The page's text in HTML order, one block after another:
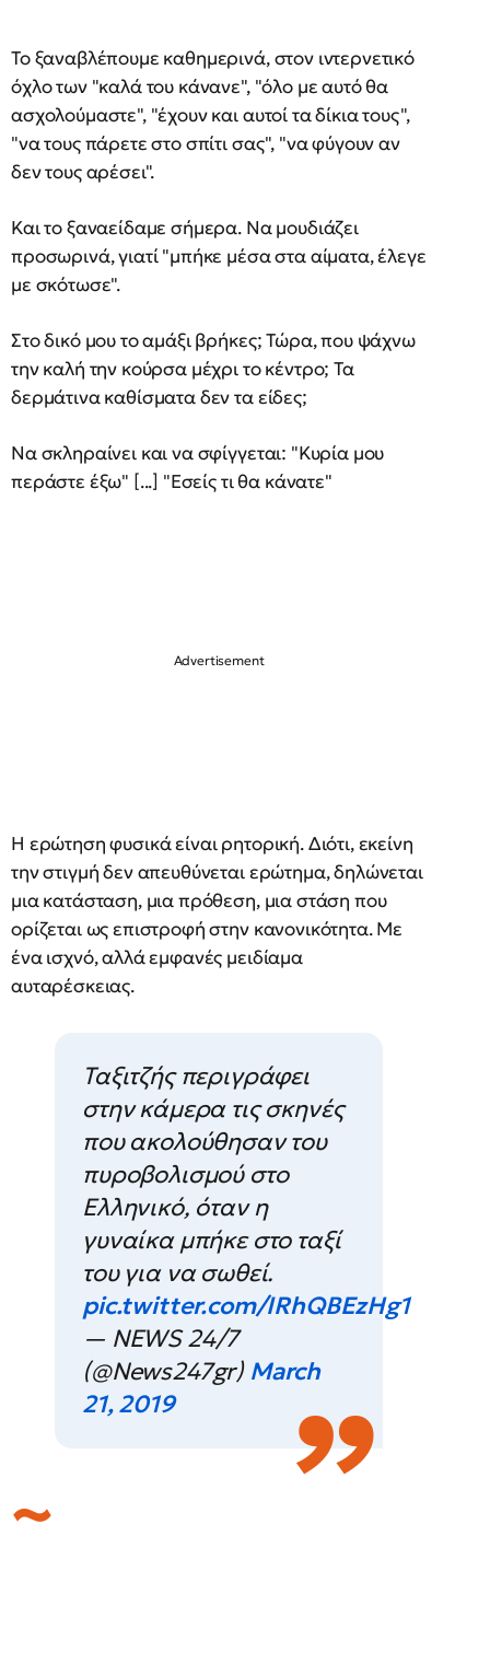
Το ξαναβλέπουμε καθημερινά, στον ιντερνετικό
όχλο των "καλά του κάνανε", "όλο με αυτό θα
ασχολούμαστε", "έχουν και αυτοί τα δίκια τους",
"να τους πάρετε στο σπίτι σας", "να φύγουν αν
δεν τους αρέσει".
Και το ξαναείδαμε σήμερα. Να μουδιάζει
προσωρινά, γιατί "μπήκε μέσα στα αίματα, έλεγε
με σκότωσε".
Στο δικό μου το αμάξι βρήκες; Τώρα, που ψάχνω
την καλή την κούρσα μέχρι το κέντρο; Τα
δερμάτινα καθίσματα δεν τα είδες;
Να σκληραίνει και να σφίγγεται: "Κυρία μου
περάστε έξω" [...] "Εσείς τι θα κάνατε"
Η ερώτηση φυσικά είναι ρητορική. Διότι, εκείνη
την στιγμή δεν απευθύνεται ερώτημα, δηλώνεται
μια κατάσταση, μια πρόθεση, μια στάση που
ορίζεται ως επιστροφή στην κανονικότητα. Με
ένα ισχνό, αλλά εμφανές μειδίαμα
αυταρέσκειας.
Ταξιτζής περιγράφει
στην κάμερα τις σκηνές
που ακολούθησαν του
πυροβολισμού στο
Ελληνικό, όταν η
γυναίκα μπήκε στο ταξί
του για να σωθεί.
pic.twitter.com/IRhQBEzHg1
— NEWS 24/7
(@News247gr) March
21, 2019